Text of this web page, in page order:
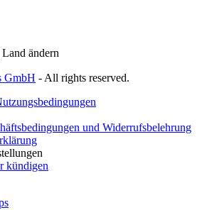
Land ändern
GmbH - All rights reserved.
und Widerrufsbelehrung
kündigen